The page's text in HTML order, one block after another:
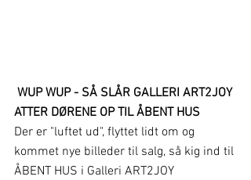
ATTER DØRENE OP TIL ÅBENT HUS
Der er "luftet ud", flyttet lidt om og
kommet nye billeder til salg, så kig ind til
ÅBENT HUS i Galleri ART2JOY